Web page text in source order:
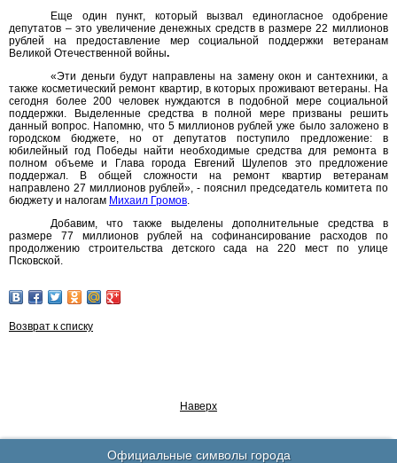
Еще один пункт, который вызвал единогласное одобрение
депутатов – это увеличение денежных средств в размере 22 миллионов
рублей на предоставление мер социальной поддержки ветеранам
Великой Отечественной войны.
«Эти деньги будут направлены на замену окон и сантехники, а
также косметический ремонт квартир, в которых проживают ветераны. На
сегодня более 200 человек нуждаются в подобной мере социальной
поддержки. Выделенные средства в полной мере призваны решить
данный вопрос. Напомню, что 5 миллионов рублей уже было заложено в
городском бюджете, но от депутатов поступило предложение: в
юбилейный год Победы найти необходимые средства для ремонта в
полном объеме и Глава города Евгений Шулепов это предложение
поддержал. В общей сложности на ремонт квартир ветеранам
направлено 27 миллионов рублей», - пояснил председатель комитета по
бюджету и налогам Михаил Громов.
Добавим, что также выделены дополнительные средства в
размере 77 миллионов рублей на софинансирование расходов по
продолжению строительства детского сада на 220 мест по улице
Псковской.
Возврат к списку
Наверх
Официальные символы города